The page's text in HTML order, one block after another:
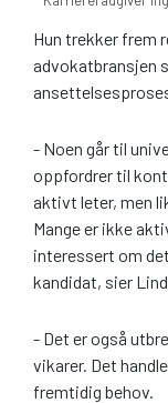
Hun trekker frem
advokatbransjen
- Noen går til
oppfordrer til
aktivt leter, men
Mange er ikke
interessert om
kandidat, sier
- Det er også
vikarer. Det
fremtidig behov.